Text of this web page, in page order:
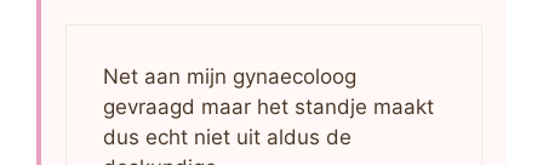
Net aan mijn gynaecoloog
gevraagd maar het standje maakt
dus echt niet uit aldus de